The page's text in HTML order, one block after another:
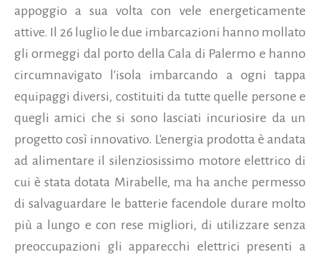
appoggio a sua volta con vele energeticamente
attive. Il 26 luglio le due imbarcazioni hanno mollato
gli ormeggi dal porto della Cala di Palermo e hanno
circumnavigato l'isola imbarcando a ogni tappa
equipaggi diversi, costituiti da tutte quelle persone e
quegli amici che si sono lasciati incuriosire da un
progetto così innovativo. L'energia prodotta è andata
ad alimentare il silenziosissimo motore elettrico di
cui è stata dotata Mirabelle, ma ha anche permesso
di salvaguardare le batterie facendole durare molto
più a lungo e con rese migliori, di utilizzare senza
preoccupazioni gli apparecchi elettrici presenti a